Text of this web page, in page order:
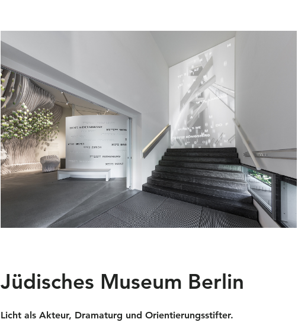
Jüdisches Museum Berlin
Licht als Akteur, Dramaturg und Orientierungsstifter.